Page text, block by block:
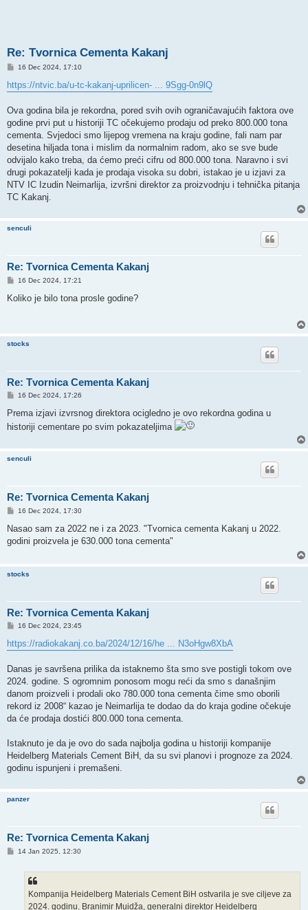
Re: Tvornica Cementa Kakanj
P
s
t
16 Dec 2024, 17:10
https://ntvic.ba/u-tc-kakanj-uprilicen- ... 9Sgg-0n9lQ
Ova godina bila je rekordna, pored svih ovih ograničavajućih faktora ove
godine prvi put u historiji TC očekujemo prodaju od preko 800.000 tona
cementa. Svjedoci smo lijepog vremena na kraju godine, fali nam par
desetina hiljada tona i mislim da normalnim radom, ako se sve bude
odvijalo kako treba, da ćemo preći cifru od 800.000 tona. Naravno i svi
drugi pokazatelji kada je prodaja visoka su dobri, istakao je u izjavi za
NTV IC Izudin Neimarlija, izvršni direktor za proizvodnju i tehnička pitanja
TC Kakanj.
senculi
Re: Tvornica Cementa Kakanj
P
s
16 Dec 2024, 17:21
Koliko je bilo tona prosle godine?
stocks
Re: Tvornica Cementa Kakanj
P
s
16 Dec 2024, 17:26
Prema izjavi izvrsnog direktora ocigledno je ovo rekordna godina u
historiji cementare po svim pokazateljima
senculi
Re: Tvornica Cementa Kakanj
P
s
16 Dec 2024, 17:30
Nasao sam za 2022 ne i za 2023. "Tvornica cementa Kakanj u 2022.
godini proizvela je 630.000 tona cementa"
stocks
Re: Tvornica Cementa Kakanj
P
s
t
16 Dec 2024, 23:45
https://radiokakanj.co.ba/2024/12/16/he ... N3oHgw8XbA
Danas je savršena prilika da istaknemo šta smo sve postigli tokom ove
2024. godine. S ogromnim ponosom mogu reći da smo s današnjim
danom proizveli i prodali oko 780.000 tona cementa čime smo oborili
rekord iz 2008“ kazao je Neimarlija te dodao da do kraja godine očekuje
da će prodaja dostići 800.000 tona cementa.
Istaknuto je da je ovo do sada najbolja godina u historiji kompanije
Heidelberg Materials Cement BiH, da su svi planovi i prognoze za 2024.
godinu ispunjeni i premašeni.
panzer
Re: Tvornica Cementa Kakanj
P14 Jan 2025, 12:30
Kompanija Heidelberg Materials Cement BiH ostvarila je sve ciljeve za
2024. godinu. Branimir Muidža, generalni direktor Heidelberg